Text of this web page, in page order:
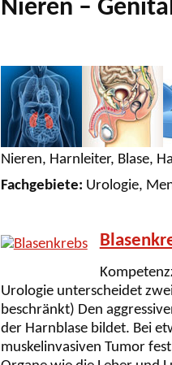
Nieren –
Nieren, Harnleiter, Blase,
Fachgebiete: Urologie,
Urologie unterscheidet
beschränkt) Den
der Harnblase bildet. Bei
muskelinvasiven Tumor